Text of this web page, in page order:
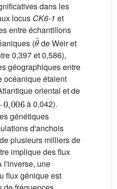
dans les
locus CK6-1 et
entre échantillons
(
θˆ
de Weir et
0,397 et 0,586),
géographiques entre
océanique étaient
oriental et de
,006
à 0,042).
génétiques
d'anchois
plusieurs milliers de
implique des flux
l'inverse, une
flux génique est